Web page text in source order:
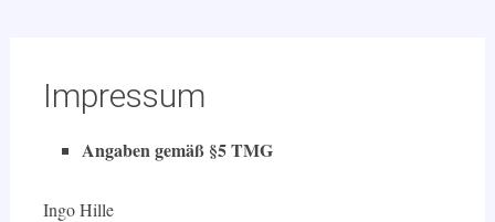
Impressum
Angaben gemäß §5 TMG
Ingo Hille